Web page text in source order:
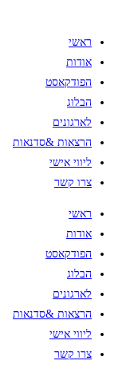
ראשי
אודות
הפודקאסט
הבלוג
לארגונים
הרצאות &סדנאות
ליווי אישי
צרו קשר
ראשי
אודות
הפודקאסט
הבלוג
לארגונים
הרצאות &סדנאות
ליווי אישי
צרו קשר